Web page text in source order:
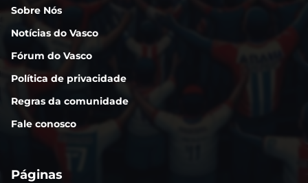
Sobre Nós
Notícias do Vasco
Fórum do Vasco
Política de privacidade
Regras da comunidade
Fale conosco
Páginas